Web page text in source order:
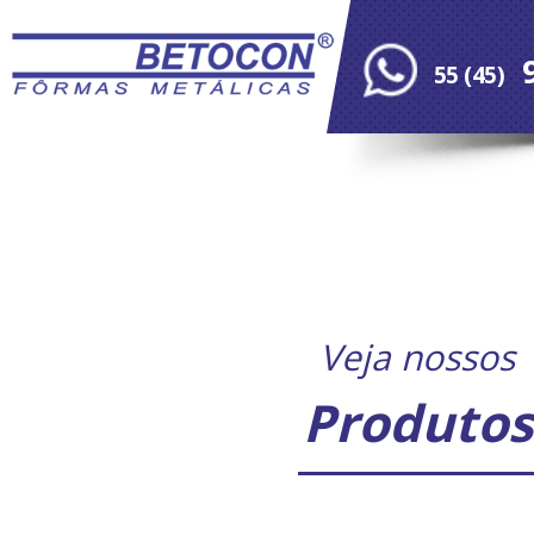
55 (45)
9773
Veja nossos
Produtos